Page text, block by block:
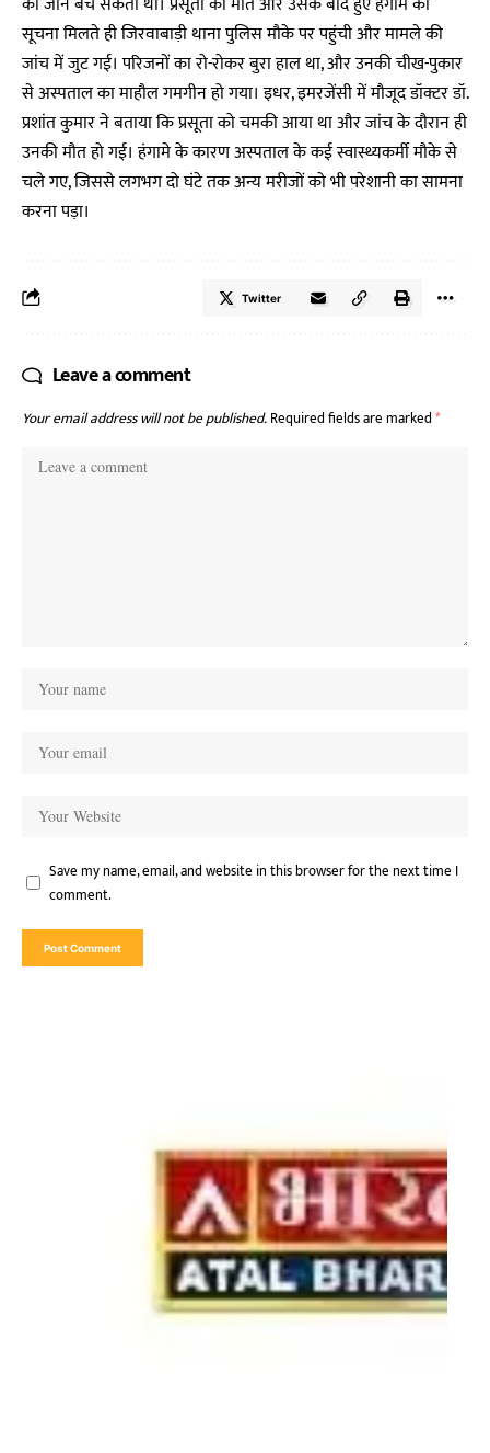
सूचना मिलते ही जिरवाबाड़ी थाना पुलिस मौके पर पहुंची और मामले की
जांच में जुट गई। परिजनों का रो-रोकर बुरा हाल था, और उनकी चीख-पुकार
से अस्पताल का माहौल गमगीन हो गया। इधर, इमरजेंसी में मौजूद डॉक्टर डॉ.
प्रशांत कुमार ने बताया कि प्रसूता को चमकी आया था और जांच के दौरान ही
उनकी मौत हो गई। हंगामे के कारण अस्पताल के कई स्वास्थ्यकर्मी मौके से
चले गए, जिससे लगभग दो घंटे तक अन्य मरीजों को भी परेशानी का सामना
करना पड़ा।
Twitter
Leave a comment
Your email address will not be published.Required fields are marked*
Save my name, email, and website in this browser for the next time I
comment.